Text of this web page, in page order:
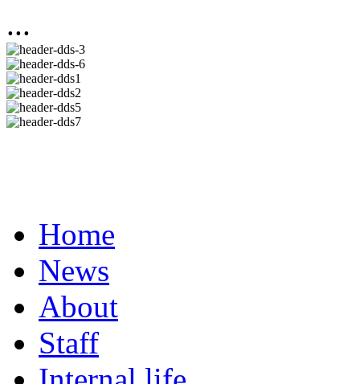
...
Home
News
About
Staff